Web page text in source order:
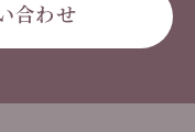
合わせ